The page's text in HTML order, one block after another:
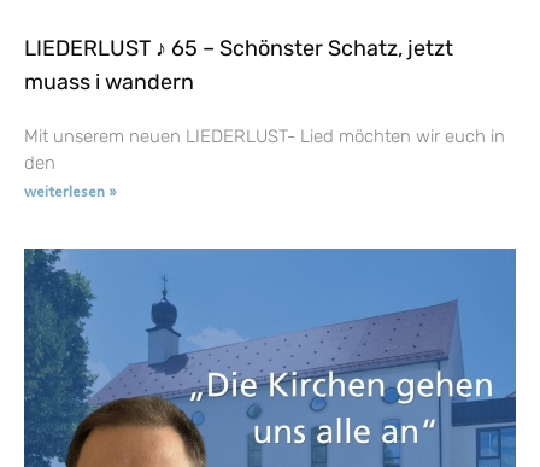
LIEDERLUST ♪ 65 – Schönster Schatz, jetzt
muass i wandern
Mit unserem neuen LIEDERLUST- Lied möchten wir euch in
den
weiterlesen »